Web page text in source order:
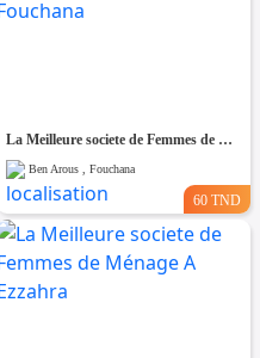
La Meilleure societe de Femmes de Ménage A Fouchana
Ben Arous , Fouchana
60 TND